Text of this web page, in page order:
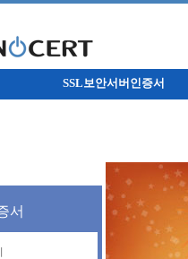
SSL보안서버인증서
서